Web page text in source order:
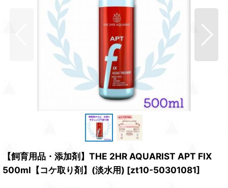
【飼育用品・添加剤】THE 2HR AQUARIST APT FIX
500ml【コケ取り剤】(淡水用) [zt10-50301081]